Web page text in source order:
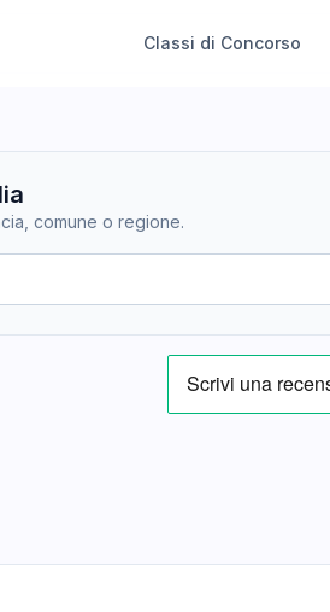
Classi di Concorso
comune o regione.